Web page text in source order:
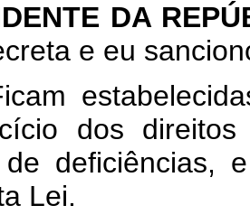
DA
e eu
dos
de deficiências,
Lei.